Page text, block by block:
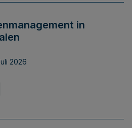
in
2026